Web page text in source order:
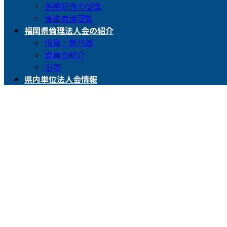
各種研修の促進
後継者倫理塾
福岡県倫理法人会の紹介
役員・執行部
委員会紹介
沿革
県内単位法人会情報